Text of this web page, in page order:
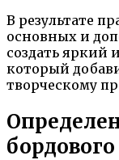
В результате
основных и
создать
который
творческому